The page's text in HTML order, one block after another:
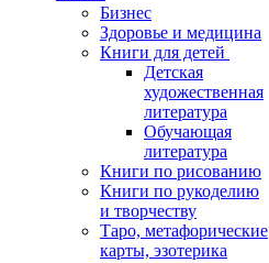
Бизнес
Здоровье и медицина
Книги для детей
Детская
художественная
литература
Обучающая
литература
Книги по рисованию
Книги по рукоделию
и творчеству
Таро, метафорические
карты, эзотерика